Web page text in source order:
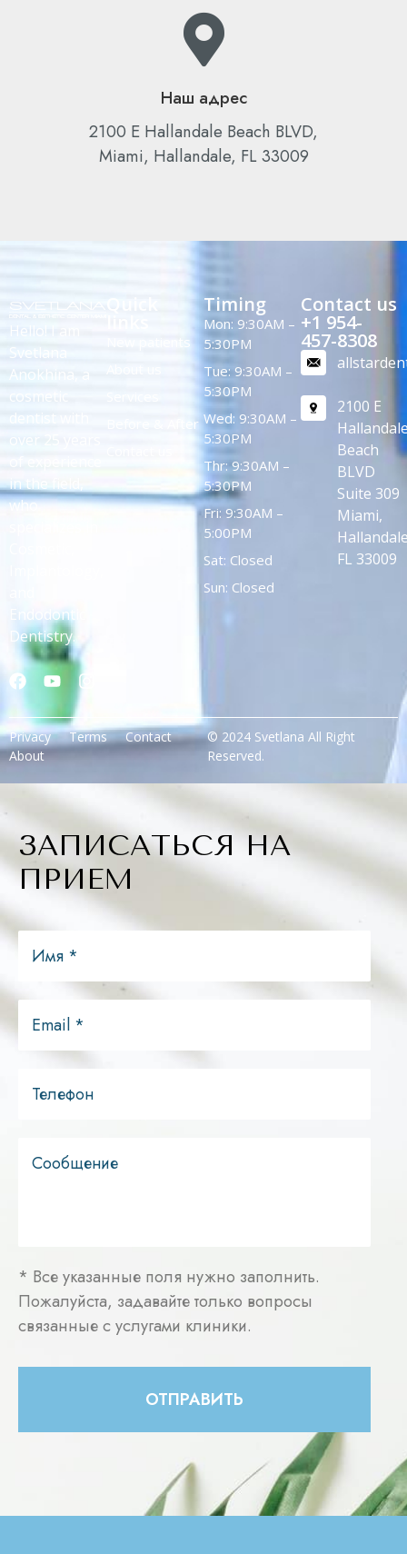
Наш адрес
2100 E Hallandale Beach BLVD,
Miami, Hallandale, FL 33009
Hello! I am
Svetlana
Anokhina, a
cosmetic
dentist with
over 25 years
in the field,
who
Endodontic
Dentistry.
Quick
New patients
Before & After
Timing
Mon: 9:30AM –
5:30PM
Tue: 9:30AM –
5:30PM
Wed: 9:30AM –
5:30PM
Thr: 9:30AM –
5:30PM
Fri: 9:30AM –
5:00PM
Sat: Closed
Sun: Closed
Contact us
+1 954-
457-8308
2100 E
Beach
BLVD
Suite 309
Miami,
FL 33009
© 2024 Svetlana All Right
Reserved.
Privacy Terms
Contact
About
ЗАПИСАТЬСЯ НА
ПРИЕМ
Имя
* Все указанные поля нужно заполнить.
Пожалуйста, задавайте только вопросы
связанные с услугами клиники.